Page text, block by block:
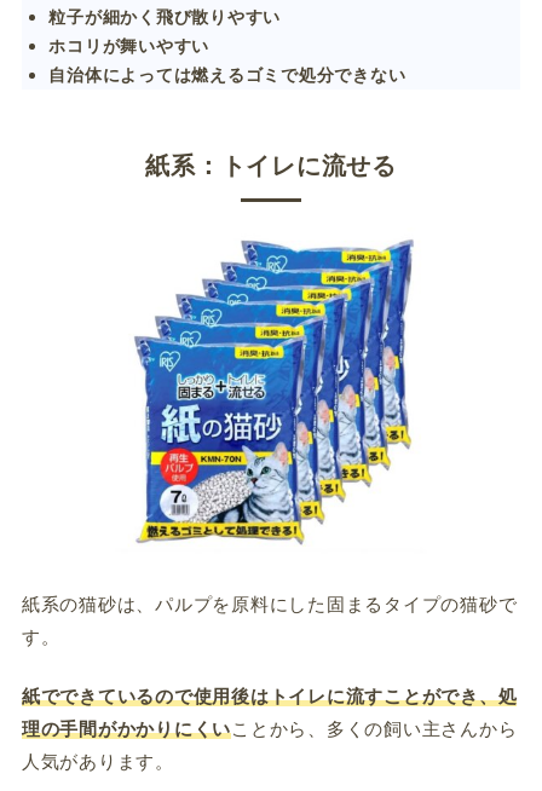
粒子が細かく飛び散りやすい
ホコリが舞いやすい
自治体によっては燃えるゴミで処分できない
紙系：トイレに流せる
紙系の猫砂は、パルプを原料にした固まるタイプの猫砂で
す。
紙でできているので使用後はトイレに流すことができ、処
理の手間がかかりにくいことから、多くの飼い主さんから
人気があります。